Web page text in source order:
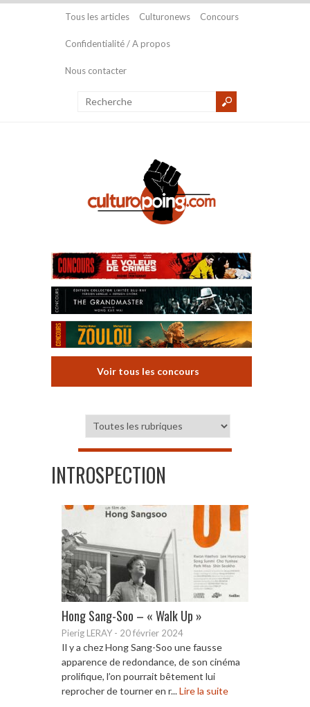
Tous les articles Culturonews Concours
Confidentialité / A propos
Nous contacter
Voir tous les concours
INTROSPECTION
Hong Sang-Soo – « Walk Up »
Pierig LERAY - 20 février 2024
Il y a chez Hong Sang-Soo une fausse
apparence de redondance, de son cinéma
prolifique, l’on pourrait bêtement lui
reprocher de tourner en r...Lire la suite